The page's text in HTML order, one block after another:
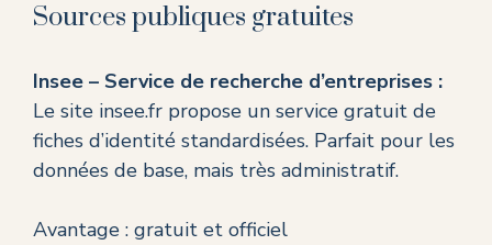
Sources publiques gratuites
Insee – Service de recherche d’entreprises :
Le site insee.fr propose un service gratuit de
fiches d’identité standardisées. Parfait pour les
données de base, mais très administratif.
Avantage : gratuit et officiel